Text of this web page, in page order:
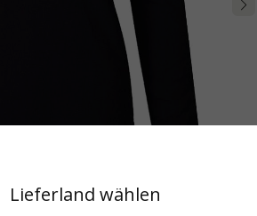
Lieferland wählen